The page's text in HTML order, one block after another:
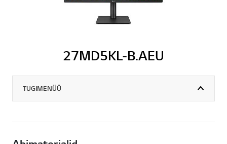
27MD5KL-B.AEU
TUGIMENÜÜ